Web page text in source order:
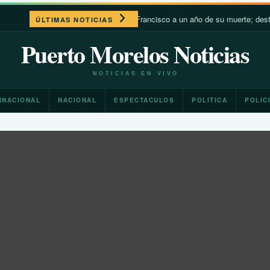
ÚLTIMAS NOTICIAS
León XIV recuerda a Francisco a un año de su muerte; destaca su
Puerto Morelos Noticias
NOTICIAS EN VIVO
NACIONAL ESPECTACULOS POLITICA